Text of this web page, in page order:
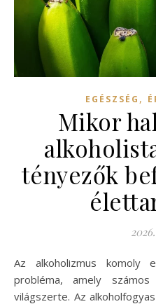
EGÉSZSÉG ,
Mikor
tényezők
Az alkoholizmus komoly egészségügyi és társadalmi
probléma, amely
világszerte. Az